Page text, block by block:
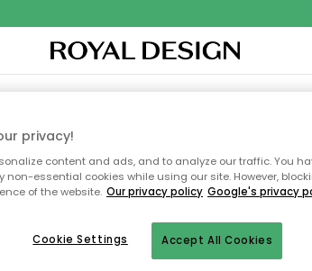
KÖKETFÖRVARINGUTEMÖBLER
inte sidan
privacy!
content and ads, and to analyze our traffic. You
non-essential cookies while using our site. However,
of the website. Our privacy policy Google's privacy
Accept All Cookies
Cookie Settings